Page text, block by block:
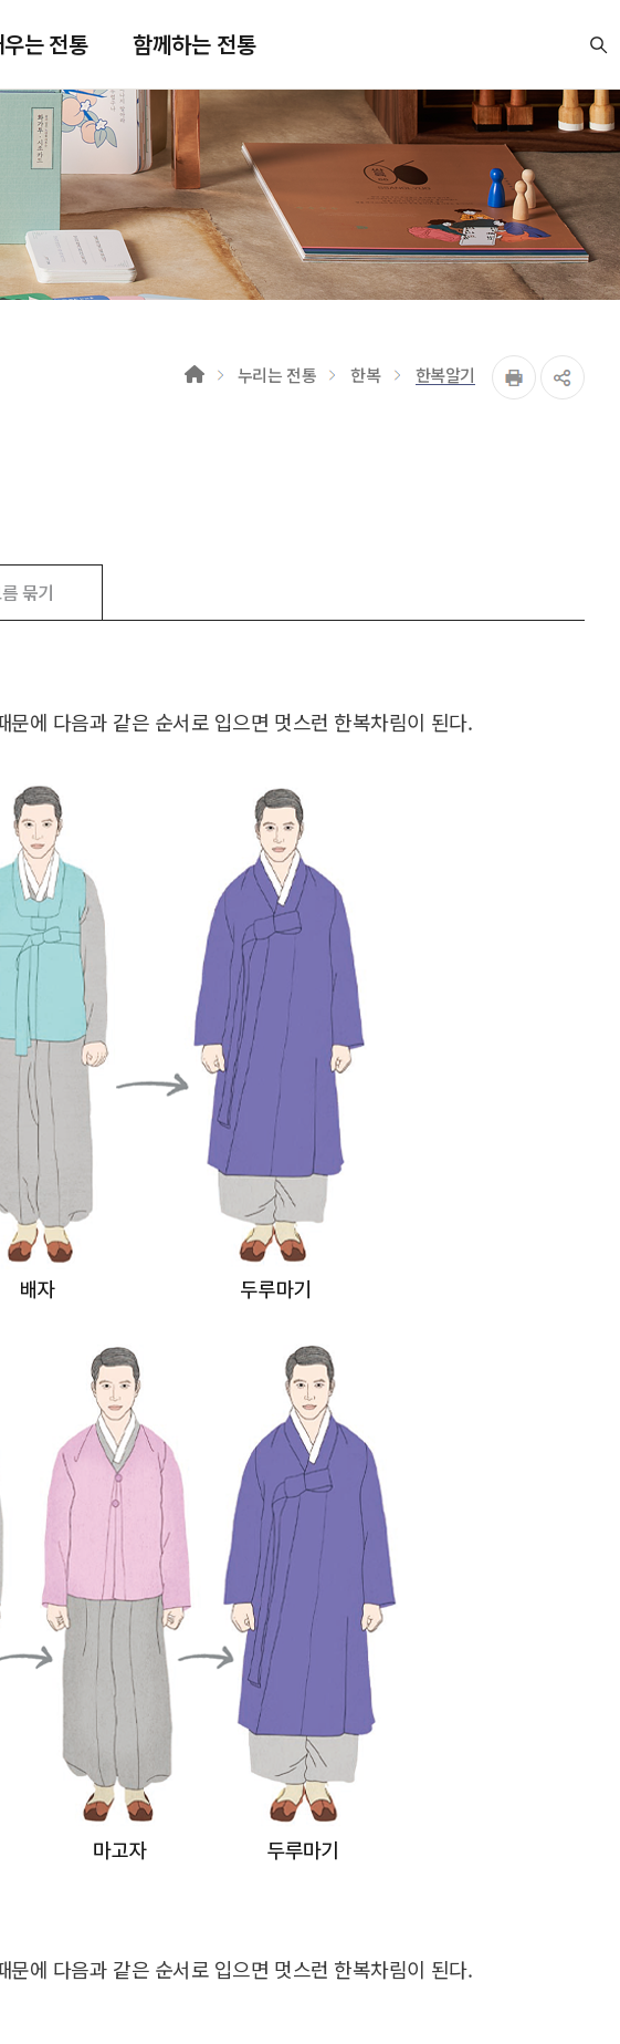
는 전통 함께하는 전통
누리는 전통 한복 한복알기
묶기
에 다음과 같은 순서로 입으면 멋스런 한복차림이 된다.
에 다음과 같은 순서로 입으면 멋스런 한복차림이 된다.